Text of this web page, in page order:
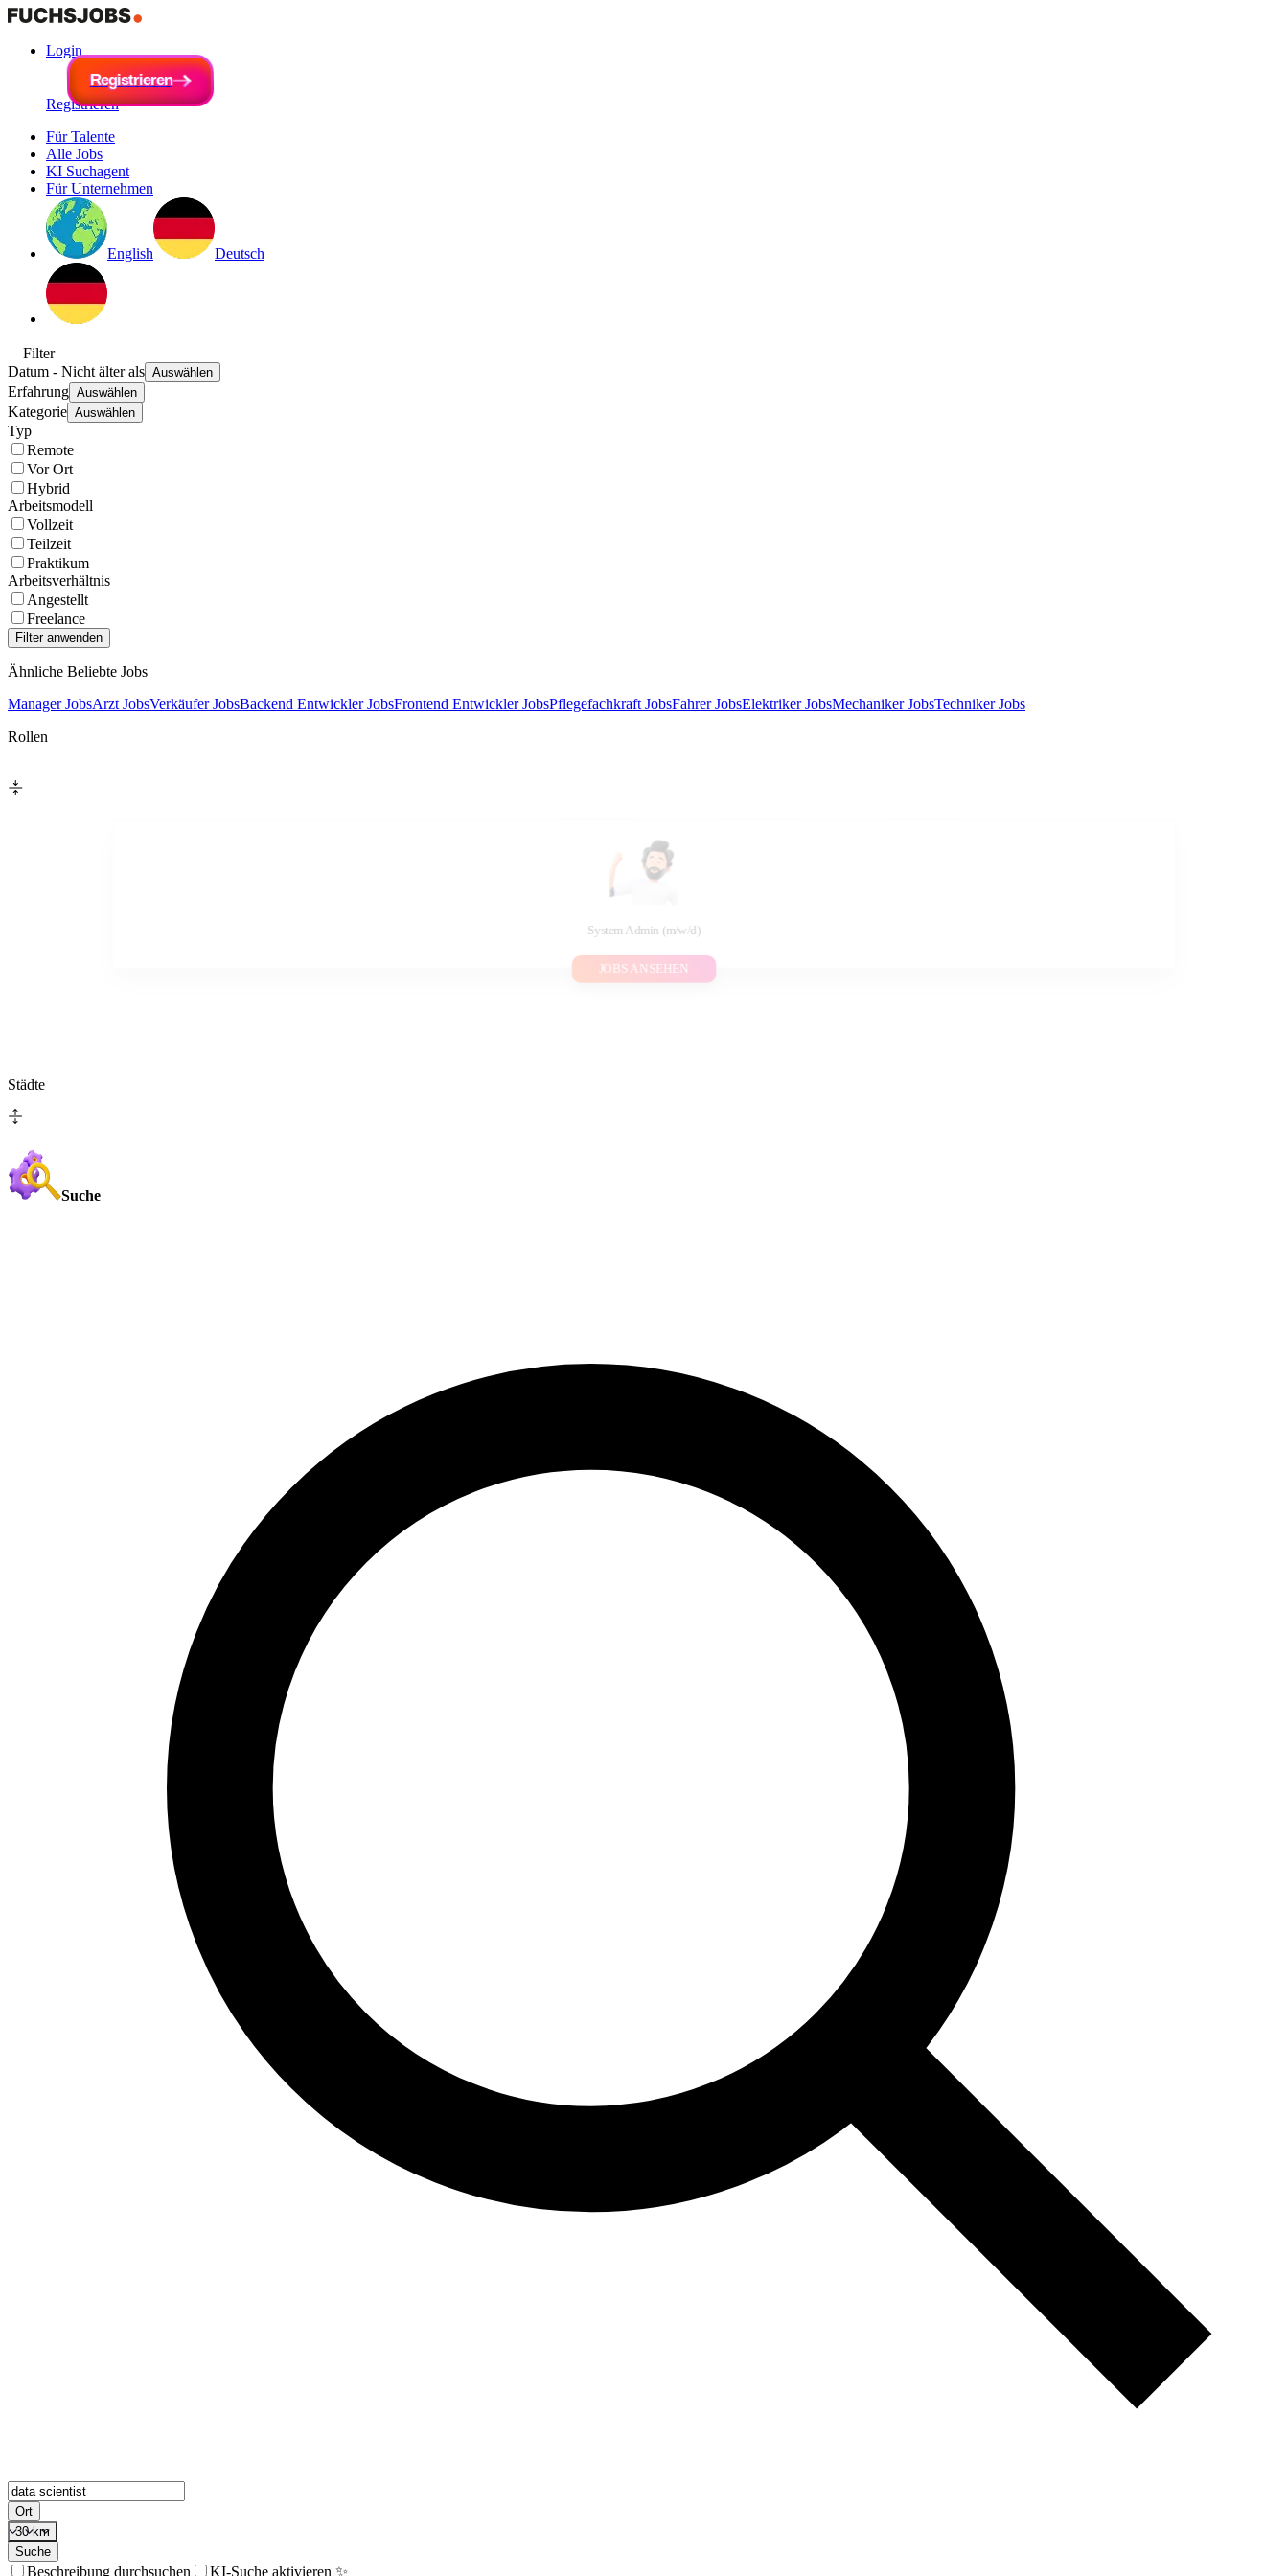
Login
Registrieren
Registrieren
Registrieren
Für Talente
Alle Jobs
KI Suchagent
Für Unternehmen
English Deutsch
Filter
Datum - Nicht älter als Auswählen
Erfahrung Auswählen
Kategorie Auswählen
Typ
Remote
Vor Ort
Hybrid
Arbeitsmodell
Vollzeit
Teilzeit
Praktikum
Arbeitsverhältnis
Angestellt
Freelance
Ähnliche Beliebte Jobs
Manager JobsArzt JobsVerkäufer JobsBackend Entwickler JobsFrontend Entwickler JobsPflegefachkraft JobsFahrer JobsElektriker JobsMechaniker JobsTechniker Jobs
Rollen
System Admin (m/w/d)
JOBS ANSEHEN
Städte
Suche
Ort
30 km
Suche
Beschreibung durchsuchen KI-Suche aktivieren ✨